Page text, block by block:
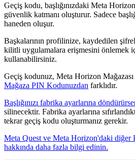
Geçiş kodu, başlığınızdaki Meta
güvenlik katmanı oluşturur. Sadece
haneden oluşur.
Başkalarının profilinize, kaydedilen
kilitli uygulamalara erişmesini önlemek
kullanabilirsiniz.
Geçiş kodunuz, Meta Horizon Mağazası
Mağaza PIN Kodunuzdan farklıdır.
Başlığınızı fabrika ayarlarına
silinecektir. Fabrika ayarlarına
tekrar geçiş kodu oluşturmanız gerekir.
Meta Quest ve Meta Horizon'daki diğer
hakkında daha fazla bilgi edinin.